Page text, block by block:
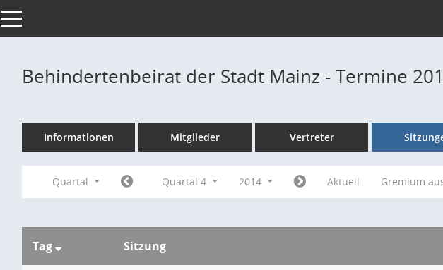
Toggle navigation
Behindertenbeirat der Stadt Mainz - Termine
Informationen Mitglieder Vertreter
Quartal Quartal 4 2014 Aktuell Gremium
Tag Sitzung